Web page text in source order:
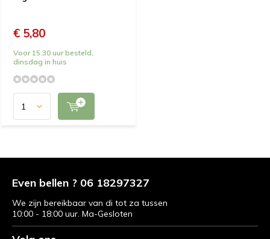
€ 5,80
Voor 15.30 uur besteld,
dinsdag in huis
Even bellen ? 06 18297327
We zijn bereikbaar van di tot za tussen
10:00 - 18:00 uur. Ma-Gesloten